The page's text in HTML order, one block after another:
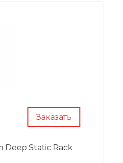
Заказать
Deep Static Rack